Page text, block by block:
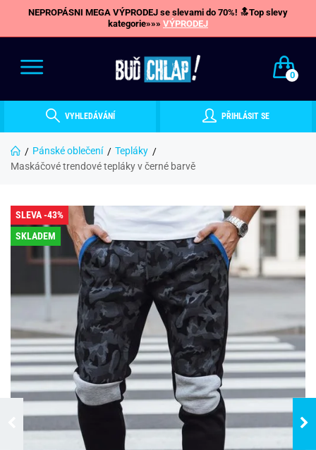
NEPROPÁSNI MEGA VÝPRODEJ se slevami do 70%! 🔝Top slevy
kategorie»»» VÝPRODEJ
0
VYHLEDÁVÁNÍ PŘIHLÁSIT SE
Pánské oblečení
Tepláky
Maskáčové trendové tepláky v černé barvě
SLEVA -43%
SKLADEM